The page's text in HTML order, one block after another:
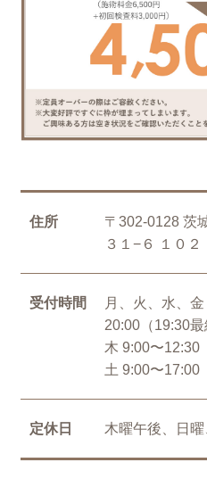
住所
〒302-0128 茨
３１−６ １０２
受付時間
月、火、水、
20:00（19:30最
木 9:00〜12:30
土 9:00〜17:00
定休日 木曜午後、日曜